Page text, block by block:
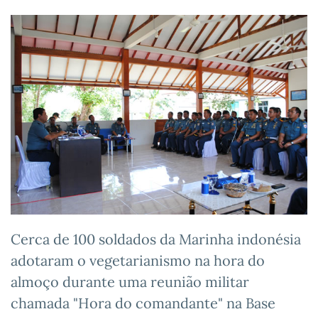
Cerca de 100 soldados da Marinha indonésia
adotaram o vegetarianismo na hora do
almoço durante uma reunião militar
chamada "Hora do comandante" na Base